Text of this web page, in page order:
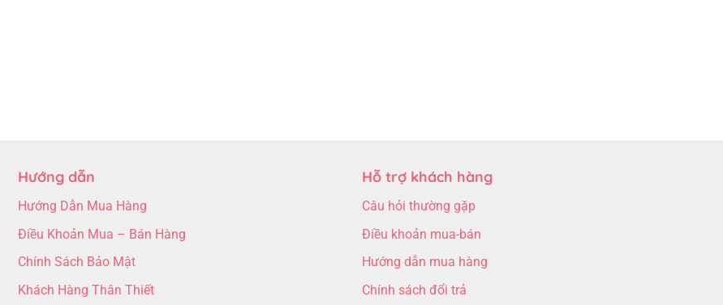
Hướng dẫn
Hướng Dẫn Mua Hàng
Điều Khoản Mua – Bán Hàng
Chính Sách Bảo Mật
Khách Hàng Thân Thiết
Hỗ trợ khách hàng
Câu hỏi thường gặp
Điều khoản mua-bán
Hướng dẫn mua hàng
Chính sách đổi trả